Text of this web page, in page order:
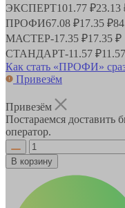
ЭКСПЕРТ101.77 ₽23.13
ПРОФИ67.08 ₽17.35 ₽
МАСТЕР-17.35 ₽17.35 ₽
СТАНДАРТ-11.57 ₽
Как стать «ПРОФИ»
Привезём
Привезём
Постараемся доставить
оператор.
В корзину